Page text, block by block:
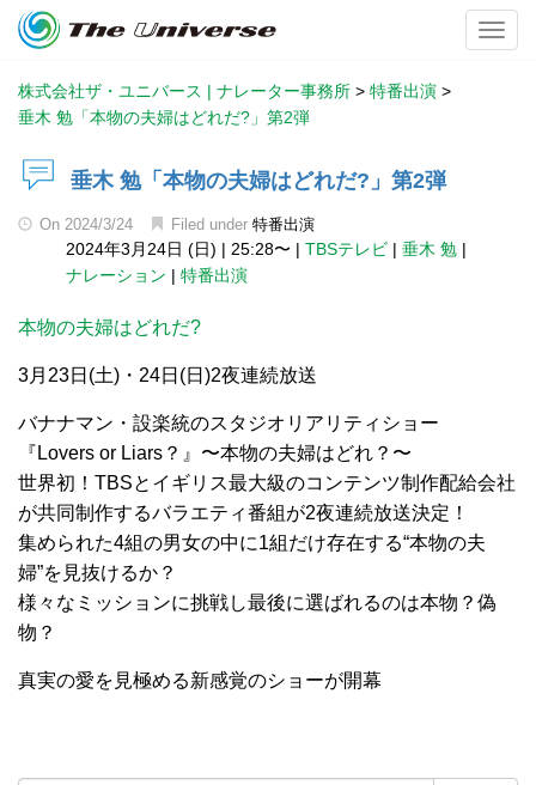
株式会社ザ・ユニバース | ナレーター事務所 > 特番出演 >
垂木 勉「本物の夫婦はどれだ?」第2弾
垂木 勉「本物の夫婦はどれだ?」第2弾
On 2024/3/24 Filed under 特番出演
2024年3月24日 (日) | 25:28〜 | TBSテレビ | 垂木 勉 |
ナレーション | 特番出演
本物の夫婦はどれだ?
3月23日(土)・24日(日)2夜連続放送
バナナマン・設楽統のスタジオリアリティショー
『Lovers or Liars？』〜本物の夫婦はどれ？〜
世界初！TBSとイギリス最大級のコンテンツ制作配給会社
が共同制作するバラエティ番組が2夜連続放送決定！
集められた4組の男女の中に1組だけ存在する“本物の夫
婦”を見抜けるか？
様々なミッションに挑戦し最後に選ばれるのは本物？偽
物？
真実の愛を見極める新感覚のショーが開幕